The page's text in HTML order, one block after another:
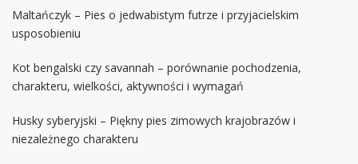
Maltańczyk – Pies o jedwabistym futrze i przyjacielskim
usposobieniu
Kot bengalski czy savannah – porównanie pochodzenia,
charakteru, wielkości, aktywności i wymagań
Husky syberyjski – Piękny pies zimowych krajobrazów i
niezależnego charakteru